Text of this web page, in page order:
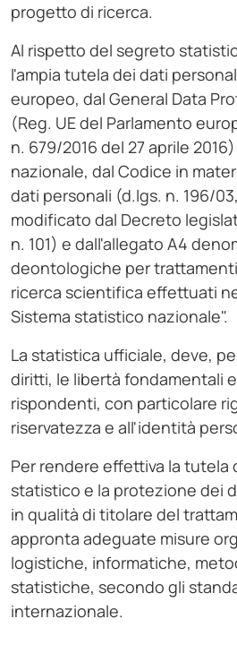
progetto di ricerca.
Al rispetto del segreto
l'ampia tutela dei dati
europeo, dal General Data
(Reg. UE del Parlamento
n. 679/2016 del 27 aprile
nazionale, dal Codice in
dati personali (d.lgs. n. 196/
modificato dal Decreto
n. 101) e dall'allegato A4
deontologiche per
ricerca scientifica effettuati
Sistema statistico nazionale".
La statistica ufficiale, deve,
diritti, le libertà fondamentali
rispondenti, con particolare
riservatezza e all'identità
Per rendere effettiva la tutela
statistico e la protezione dei
in qualità di titolare del
appronta adeguate misure
logistiche, informatiche,
statistiche, secondo gli
internazionale.